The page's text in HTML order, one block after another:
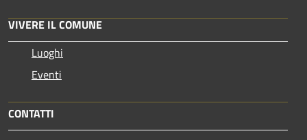
VIVERE IL COMUNE
Luoghi
Eventi
CONTATTI